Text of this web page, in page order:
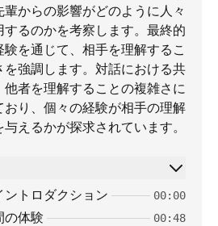
からの影響がどのように人々
るのかを考察します。最終的
を通じて、相手を理解するこ
を強調します。対話における共
者を理解することの複雑さに
おり、個々の経験が相手の理解
えるかが探求されています。
トロダクション 00:00
の体験 00:48